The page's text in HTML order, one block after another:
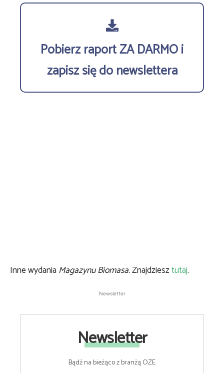
Pobierz raport ZA DARMO i
zapisz się do newslettera
Inne wydaniaMagazynu Biomasa.Znajdziesztutaj.
Newsletter
Newsletter
Bądź na bieżąco z branżą OZE